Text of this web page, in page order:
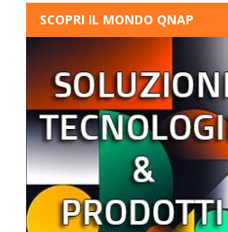
SCOPRI IL MONDO QNAP